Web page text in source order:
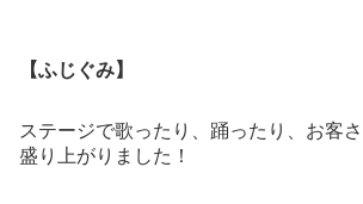
【ふじぐみ】
ステージで歌ったり、踊ったり、お客
盛り上がりました！